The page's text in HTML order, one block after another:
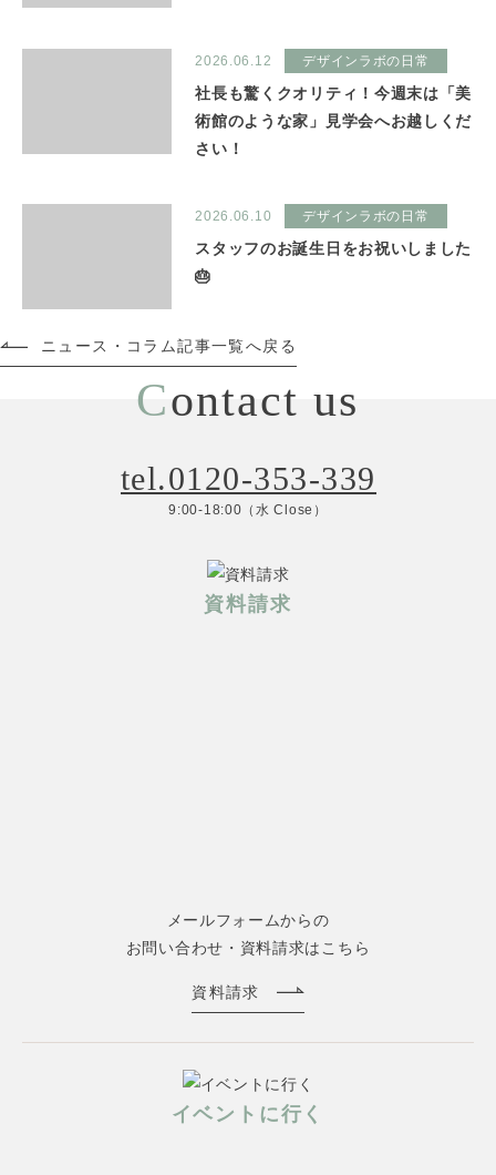
2026.06.12 デザインラボの日常
社長も驚くクオリティ！今週末は「美
術館のような家」見学会へお越しくだ
さい！
2026.06.10 デザインラボの日常
スタッフのお誕生日をお祝いしました
🎂
ニュース・コラム記事一覧へ戻る
Contact us
tel.0120-353-339
9:00-18:00（水 Close）
資料請求
メールフォームからの
お問い合わせ・資料請求はこちら
資料請求
イベントに行く